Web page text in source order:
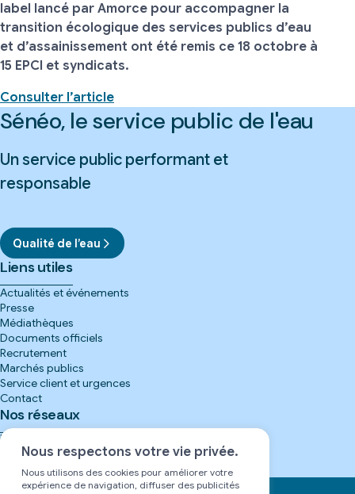
Nous respectons votre vie privée.
Nous utilisons des cookies pour améliorer votre
expérience de navigation, diffuser des publicités
label lancé par Amorce pour accompagner la
transition écologique des services publics d’eau
et d’assainissement ont été remis ce 18 octobre à
15 EPCI et syndicats.
Consulter l’article
Sénéo, le service public de l'eau
Un service public performant et
responsable
Qualité de l’eau
Liens utiles
Actualités et événements
Presse
Médiathèques
Documents officiels
Recrutement
Marchés publics
Service client et urgences
Contact
Nos réseaux
Instagram
(nouvelle
fenêtre)
Facebook
(nouvelle
fenêtre)
LinkedIn
(nouvelle
fenêtre)
YouTube
(nouvelle
fenêtre)